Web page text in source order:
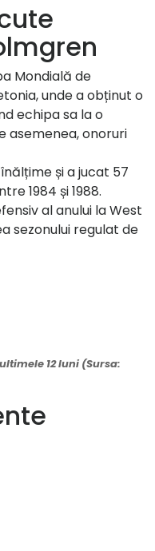
Mondială de
unde a obținut o
echipa sa la o
asemenea, onoruri
și a jucat 57
1984 și 1988.
al anului la West
sezonului regulat de
12 luni (Sursa: